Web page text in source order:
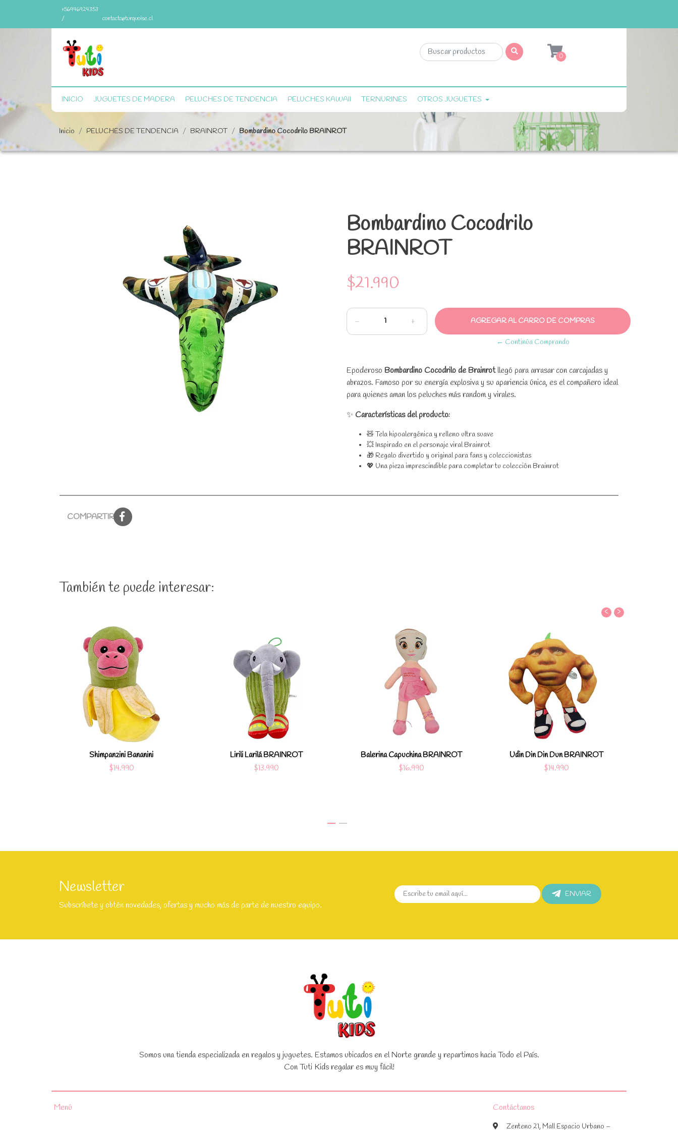
+56946924353
/
contacto@turquoise.cl
0
INICIO JUGUETES DE MADERA PELUCHES DE TENDENCIA PELUCHES KAWAII TERNURINES OTROS JUGUETES
Inicio PELUCHES DE TENDENCIA BRAINROT Bombardino Cocodrilo BRAINROT
Bombardino Cocodrilo
BRAINROT
$21.990
- +
← Continúa Comprando
Epoderoso Bombardino Cocodrilo de Brainrotllegó para arrasar con carcajadas y
abrazos. Famoso por su energía explosiva y su apariencia única, es el compañero ideal
para quienes aman los peluches más random y virales.
✨ Características del producto:
🧸 Tela hipoalergénica y relleno ultra suave
💥 Inspirado en el personaje viral Brainrot
🎁 Regalo divertido y original para fans y coleccionistas
💖 Una pieza imprescindible para completar tu colección Brainrot
COMPARTIR:
También te puede interesar:
Shimpanzini Bananini
$14.990
Ver detalles
Lirili Larilá BRAINROT
$13.990
Ver detalles
Balerina Capuchina BRAINROT
$16.990
Ver detalles
Udin Din Din Dun BRAINROT
$14.990
Ver detalles
‹ ›
Newsletter
Subscríbete y obtén novedades, ofertas y mucho más de parte de nuestro equipo.
ENVIAR
Somos una tienda especializada en regalos y juguetes. Estamos ubicados en el Norte grande y repartimos hacia Todo el País.
Con Tuti Kids regalar es muy fácil!
Menú Contáctanos
Zenteno 21, Mall Espacio Urbano –